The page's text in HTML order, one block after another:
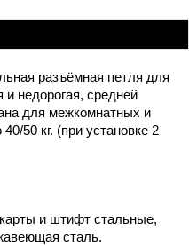
разъёмная петля для
недорогая, средней
для межкомнатных и
50 кг. (при установке 2
и штифт стальные,
сталь.